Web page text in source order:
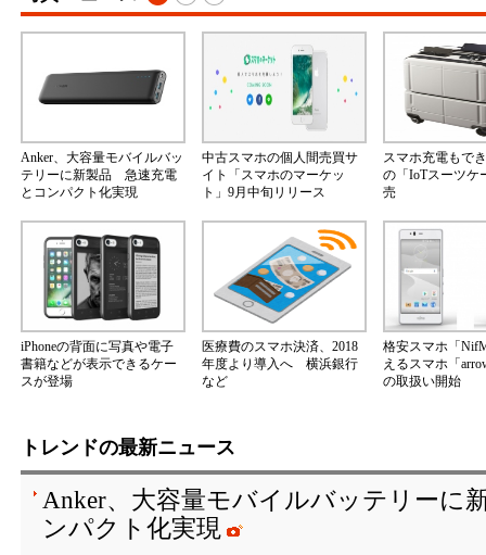
Anker、大容量モバイルバッ
テリーに新製品 急速充電
とコンパクト化実現
中古スマホの個人間売買サ
イト「スマホのマーケッ
ト」9月中旬リリース
スマホ充電もで
の「IoTスーツケ
売
iPhoneの背面に写真や電子
書籍などが表示できるケー
スが登場
医療費のスマホ決済、2018
年度より導入へ 横浜銀行
など
格安スマホ「
えるスマホ「
の取扱い開始
トレンドの最新ニュース
Anker、大容量モバイルバッテリー
ンパクト化実現